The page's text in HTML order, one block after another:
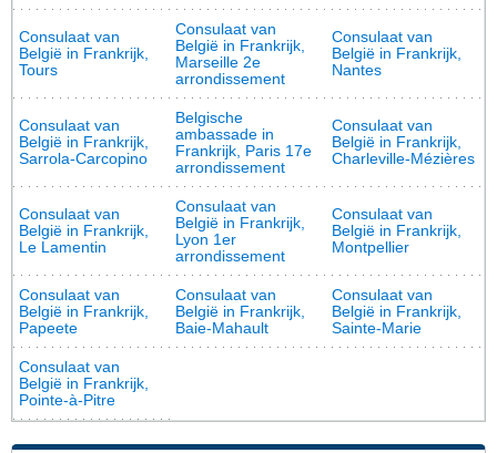
Consulaat van
België in Frankrijk,
Tours
Consulaat van
België in Frankrijk,
Marseille 2e
arrondissement
Consulaat van
België in Frankrijk,
Nantes
Consulaat van
België in Frankrijk,
Sarrola-Carcopino
Belgische
ambassade in
Frankrijk, Paris 17e
arrondissement
Consulaat van
België in Frankrijk,
Charleville-Mézières
Consulaat van
België in Frankrijk,
Le Lamentin
Consulaat van
België in Frankrijk,
Lyon 1er
arrondissement
Consulaat van
België in Frankrijk,
Montpellier
Consulaat van
België in Frankrijk,
Papeete
Consulaat van
België in Frankrijk,
Baie-Mahault
Consulaat van
België in Frankrijk,
Sainte-Marie
Consulaat van
België in Frankrijk,
Pointe-à-Pitre